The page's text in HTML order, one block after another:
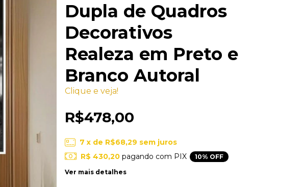
Dupla de Quadros
Decorativos
Realeza em Preto e
Branco Autoral
Clique e veja!
R$478,00
7 x de R$68,29 sem juros
R$ 430,20 pagando com PIX
10% OFF
Ver mais detalhes